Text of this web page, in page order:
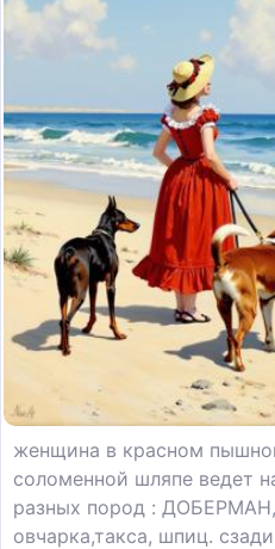
женщина в красном
соломенной шляпе ведет на поводках 5 собак
разных пород :
овчарка,такса, шпиц.